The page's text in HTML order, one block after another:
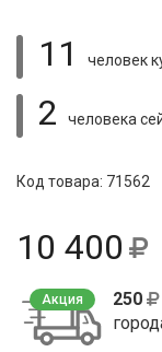
11 человек
2 человека
Код товара: 71562
10 400
Акция 250